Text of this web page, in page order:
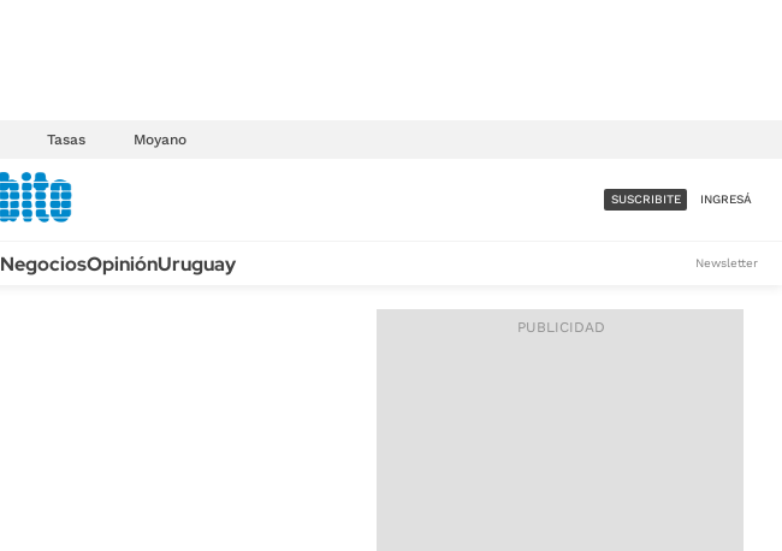
Tasas Moyano
ACCESO FULL - $1.800/MES
SUSCRIBITE INGRESÁ
NegociosOpiniónUruguay Newsletter